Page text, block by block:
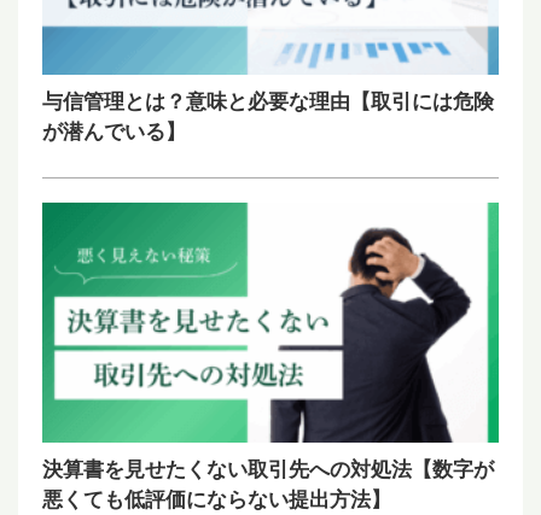
与信管理とは？意味と必要な理由【取引には危険
が潜んでいる】
決算書を見せたくない取引先への対処法【数字が
悪くても低評価にならない提出方法】